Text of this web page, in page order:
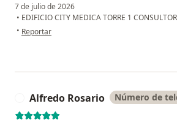
7 de julio de 2026
• EDIFICIO CITY MEDICA TORRE 1
• en opinión del usuario Andrés
Reportar
Alfredo Rosario Número de